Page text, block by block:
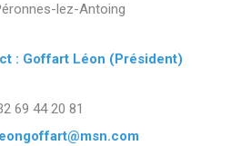
Péronnes-lez-Antoing
: Goffart Léon (Président)
69 44 20 81